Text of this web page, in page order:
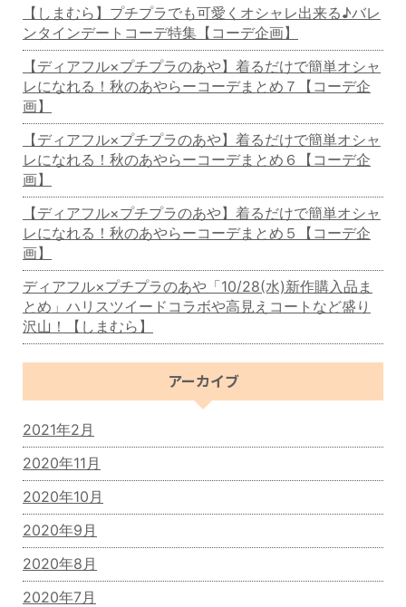
【しまむら】プチプラでも可愛くオシャレ出来る♪バレ
ンタインデートコーデ特集【コーデ企画】
【ディアフル×プチプラのあや】着るだけで簡単オシャ
レになれる！秋のあやらーコーデまとめ７【コーデ企
画】
【ディアフル×プチプラのあや】着るだけで簡単オシャ
レになれる！秋のあやらーコーデまとめ６【コーデ企
画】
【ディアフル×プチプラのあや】着るだけで簡単オシャ
レになれる！秋のあやらーコーデまとめ５【コーデ企
画】
ディアフル×プチプラのあや「10/28(水)新作購入品ま
とめ」ハリスツイードコラボや高見えコートなど盛り
沢山！【しまむら】
アーカイブ
2021年2月
2020年11月
2020年10月
2020年9月
2020年8月
2020年7月